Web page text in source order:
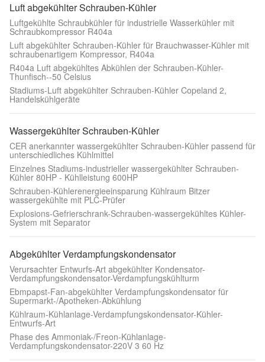
Luft abgekühlter Schrauben-Kühler
Luftgekühlte Schraubkühler für industrielle Wasserkühler mit
Schraubkompressor R404a
Luft abgekühlter Schrauben-Kühler für Brauchwasser-Kühler mit
schraubenartigem Kompressor, R404a
R404a Luft abgekühltes Abkühlen der Schrauben-Kühler-
Thunfisch--50 Celsius
Stadiums-Luft abgekühlter Schrauben-Kühler Copeland 2,
Handelskühlgeräte
Wassergekühlter Schrauben-Kühler
CER anerkannter wassergekühlter Schrauben-Kühler passend für
unterschiedliches Kühlmittel
Einzelnes Stadiums-industrieller wassergekühlter Schrauben-
Kühler 80HP - Kühlleistung 600HP
Schrauben-Kühlerenergieeinsparung Kühlraum Bitzer
wassergekühlte mit PLC-Prüfer
Explosions-Gefrierschrank-Schrauben-wassergekühltes Kühler-
System mit Separator
Abgekühlter Verdampfungskondensator
Verursachter Entwurfs-Art abgekühlter Kondensator-
Verdampfungskondensator-Verdampfungskühlturm
Ebmpapst-Fan-abgekühlter Verdampfungskondensator für
Supermarkt-/Apotheken-Abkühlung
Kühlraum-Kühlanlage-Verdampfungskondensator-Kühler-
Entwurfs-Art
Phase des Ammoniak-/Freon-Kühlanlage-
Verdampfungskondensator-220V 3 60 Hz